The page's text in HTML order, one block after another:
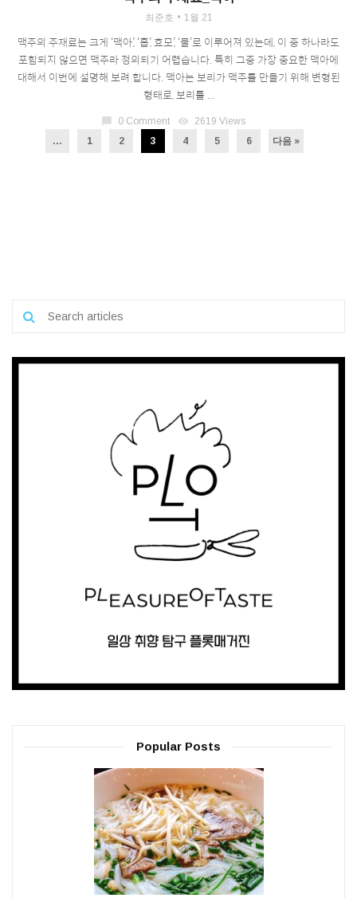
최준호 1월 21
맥주의 주재료는 크게 ‘맥아’, ‘홉’, 효모’, ‘물’로 이루어져 있는데, 이 중 하나라도
포함되지 않으면 맥주라 정의되기 어렵습니다. 특히 그중 가장 중요한 맥아에
대해서 이번에 설명해 보려 합니다. 맥아는 보리가 맥주를 만들기 위해 변형된
형태로, 보리를 ...
0 Comment visibility
2619 Views
...
1 2 3 4 5 6 다음 »
Popular Posts